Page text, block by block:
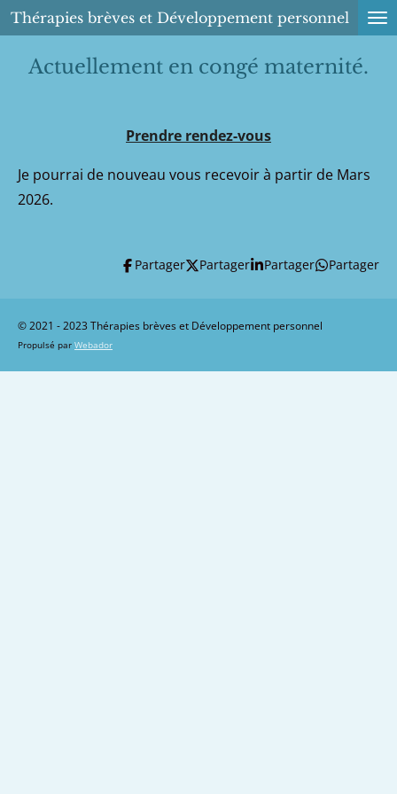
Passer
contenu
Thérapies brèves et Développement personnel
Actuellement en congé maternité.
Prendre rendez-vous
Je pourrai de nouveau vous recevoir à partir de Mars
2026.
Partager Partager Partager Partager
© 2021 - 2023 Thérapies brèves et Développement personnel
Propulsé par Webador